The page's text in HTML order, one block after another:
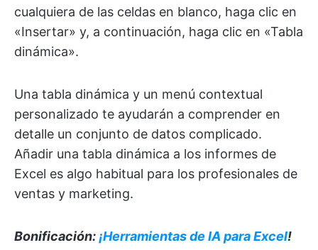
cualquiera de las celdas en blanco, haga clic en
«Insertar» y, a continuación, haga clic en «Tabla
dinámica».
Una tabla dinámica y un menú contextual
personalizado te ayudarán a comprender en
detalle un conjunto de datos complicado.
Añadir una tabla dinámica a los informes de
Excel es algo habitual para los profesionales de
ventas y marketing.
Bonificación: ¡Herramientas de IA para Excel!